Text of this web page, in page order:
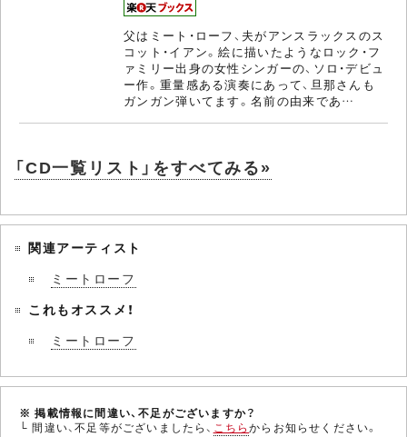
父はミート・ローフ、夫がアンスラックスのス
コット・イアン。絵に描いたようなロック・フ
ァミリー出身の女性シンガーの、ソロ・デビュ
ー作。重量感ある演奏にあって、旦那さんも
ガンガン弾いてます。名前の由来であ…
「CD一覧リスト」をすべてみる»
関連アーティスト
ミートローフ
これもオススメ！
ミートローフ
※ 掲載情報に間違い、不足がございますか？
└ 間違い、不足等がございましたら、 こちらからお知らせください。